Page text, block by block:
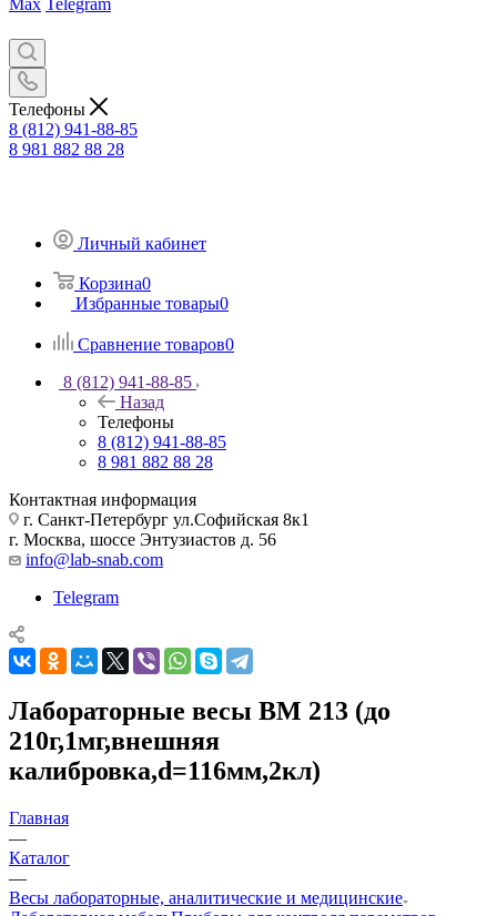
Max Telegram
Телефоны
8 (812) 941-88-85
8 981 882 88 28
Личный кабинет
Корзина0
Избранные товары0
Сравнение товаров0
8 (812) 941-88-85
Назад
Телефоны
8 (812) 941-88-85
8 981 882 88 28
Контактная информация
г. Санкт-Петербург ул.Софийская 8к1
г. Москва, шоссе Энтузиастов д. 56
info@lab-snab.com
Telegram
Лабораторные весы ВМ 213 (до
210г,1мг,внешняя
калибровка,d=116мм,2кл)
Главная
—
Каталог
—
Весы лабораторные, аналитические и медицинские